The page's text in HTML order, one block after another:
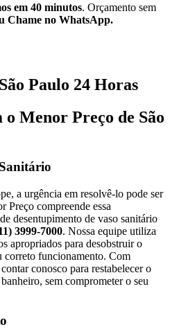
em 40 minutos. Orçamento sem
Chame no WhatsApp.
Paulo 24 Horas
Menor Preço de São
a urgência em resolvê-lo pode ser
Preço compreende essa
desentupimento de vaso sanitário
3999-7000. Nossa equipe utiliza
apropriados para desobstruir o
correto funcionamento. Com
conosco para restabelecer o
sem comprometer o seu